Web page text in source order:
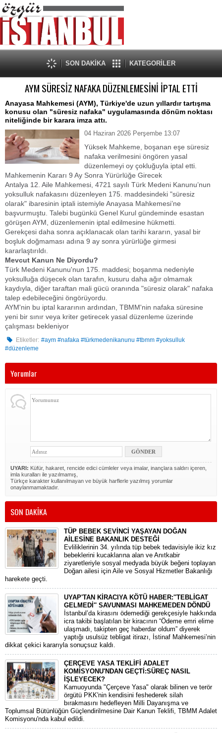
SON DAKİKA KATEGORİLER
AYM SÜRESİZ NAFAKA DÜZENLEMESİNİ İPTAL ETTİ
​Anayasa Mahkemesi (AYM), Türkiye'de uzun yıllardır tartışma
konusu olan "süresiz nafaka" uygulamasında dönüm noktası
niteliğinde bir karara imza attı.
04 Haziran 2026 Perşembe 13:07
Yüksek Mahkeme, boşanan eşe süresiz
nafaka verilmesini öngören yasal
düzenlemeyi oy çokluğuyla iptal etti.
​Mahkemenin Kararı 9 Ay Sonra Yürürlüğe Girecek
​Antalya 12. Aile Mahkemesi, 4721 sayılı Türk Medeni Kanunu’nun
yoksulluk nafakasını düzenleyen 175. maddesindeki "süresiz
olarak" ibaresinin iptali istemiyle Anayasa Mahkemesi’ne
başvurmuştu. Talebi bugünkü Genel Kurul gündeminde esastan
görüşen AYM, düzenlemenin iptal edilmesine hükmetti.
​Gerekçesi daha sonra açıklanacak olan tarihi kararın, yasal bir
boşluk doğmaması adına 9 ay sonra yürürlüğe girmesi
kararlaştırıldı.
​Mevcut Kanun Ne Diyordu?
Türk Medeni Kanunu'nun 175. maddesi; boşanma nedeniyle
yoksulluğa düşecek olan tarafın, kusuru daha ağır olmamak
kaydıyla, diğer taraftan mali gücü oranında "süresiz olarak" nafaka
talep edebileceğini öngörüyordu.
​AYM'nin bu iptal kararının ardından, TBMM'nin nafaka süresine
yeni bir sınır veya kriter getirecek yasal düzenleme üzerinde
çalışması bekleniyor
Etiketler: #aym #nafaka #türkmedenikanunu #tbmm #yoksulluk
#düzenleme
Yorumlar
UYARI: Küfür, hakaret, rencide edici cümleler veya imalar, inançlara saldırı içeren,
imla kuralları ile yazılmamış,
Türkçe karakter kullanılmayan ve büyük harflerle yazılmış yorumlar
onaylanmamaktadır.
SON DAKİKA
TÜP BEBEK SEVİNCİ YAŞAYAN DOĞAN
AİLESİNE BAKANLIK DESTEĞİ
​Evliliklerinin 34. yılında tüp bebek tedavisiyle ikiz kız
bebeklerini kucaklarına alan ve Anıtkabir
ziyaretleriyle sosyal medyada büyük beğeni toplayan
Doğan ailesi için Aile ve Sosyal Hizmetler Bakanlığı
harekete geçti.
UYAP'TAN KİRACIYA KÖTÜ HABER:''TEBLİGAT
GELMEDİ'' SAVUNMASI MAHKEMEDEN DÖNDÜ
​İstanbul’da kirasını ödemediği gerekçesiyle hakkında
icra takibi başlatılan bir kiracının “Ödeme emri elime
ulaşmadı, takipten geç haberdar oldum” diyerek
yaptığı usulsüz tebligat itirazı, İstinaf Mahkemesi’nin
dikkat çekici kararıyla sonuçsuz kaldı.
ÇERÇEVE YASA TEKLİFİ ADALET
KOMİSYONU'NDAN GEÇTİ:SÜREÇ NASIL
İŞLEYECEK?
​Kamuoyunda "Çerçeve Yasa" olarak bilinen ve terör
örgütü PKK'nin kendisini feshederek silah
bırakmasını hedefleyen Milli Dayanışma ve
Toplumsal Bütünlüğün Güçlendirilmesine Dair Kanun Teklifi, TBMM Adalet
Komisyonu'nda kabul edildi.